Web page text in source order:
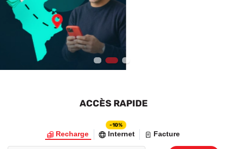
1 2 3
ACCÈS RAPIDE
Recharge
-10%
Internet Facture